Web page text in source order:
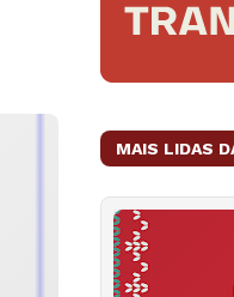
MAIS LIDAS